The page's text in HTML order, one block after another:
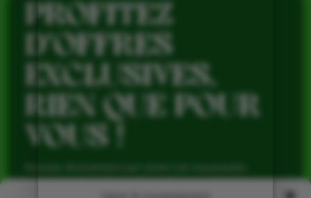
PROFITEZ
D’OFFRES
EXCLUSIVES,
RIEN QUE POUR
VOUS !
avantages réservés aux abonnés et produits de saison,